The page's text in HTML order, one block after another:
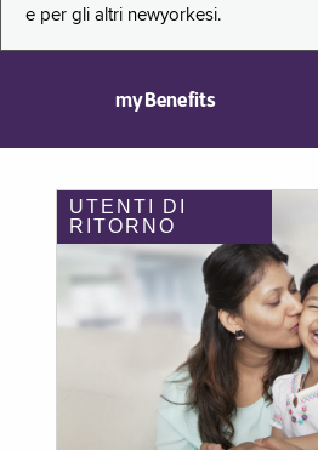
e per gli altri newyorkesi.
myBenefits
UTENTI DI
RITORNO